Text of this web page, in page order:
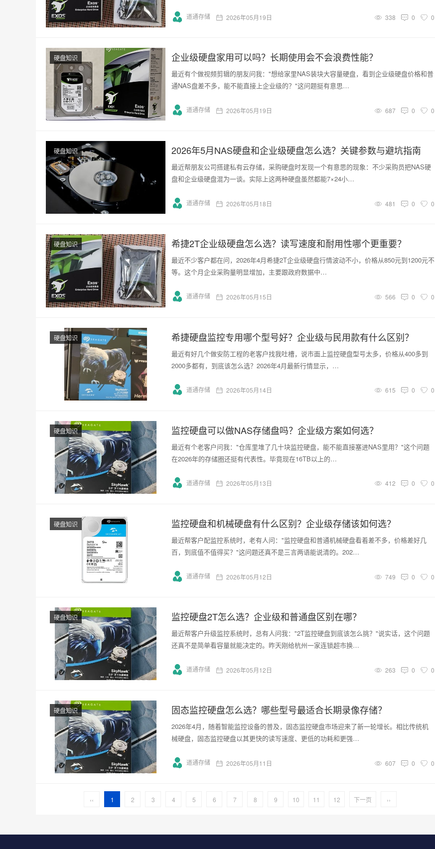
道通存储 2026年05月19日 338 0 0
硬盘知识 企业级硬盘家用可以吗？长期使用会不会浪费性能？
最近有个做视频剪辑的朋友问我："想给家里NAS装块大容量硬盘，看到企业级硬盘价格和普
通NAS盘差不多，能不能直接上企业级的？"这问题挺有意思…
道通存储 2026年05月19日 687 0 0
硬盘知识 2026年5月NAS硬盘和企业级硬盘怎么选？关键参数与避坑指南
最近帮朋友公司搭建私有云存储，采购硬盘时发现一个有意思的现象：不少采购员把NAS硬
盘和企业级硬盘混为一谈。实际上这两种硬盘虽然都能7×24小…
道通存储 2026年05月18日 481 0 0
硬盘知识 希捷2T企业级硬盘怎么选？读写速度和耐用性哪个更重要？
最近不少客户都在问，2026年4月希捷2T企业级硬盘行情波动不小，价格从850元到1200元不
等。这个月企业采购量明显增加，主要跟政府数据中…
道通存储 2026年05月15日 566 0 0
硬盘知识 希捷硬盘监控专用哪个型号好？企业级与民用款有什么区别？
最近有好几个做安防工程的老客户找我吐槽，说市面上监控硬盘型号太多，价格从400多到
2000多都有，到底该怎么选？2026年4月最新行情显示，…
道通存储 2026年05月14日 615 0 0
硬盘知识 监控硬盘可以做NAS存储盘吗？企业级方案如何选？
最近有个老客户问我："仓库里堆了几十块监控硬盘，能不能直接塞进NAS里用？"这个问题
在2026年的存储圈还挺有代表性。毕竟现在16TB以上的…
道通存储 2026年05月13日 412 0 0
硬盘知识 监控硬盘和机械硬盘有什么区别？企业级存储该如何选？
最近帮客户配监控系统时，老有人问："监控硬盘和普通机械硬盘看着差不多，价格差好几
百，到底值不值得买？"这问题还真不是三言两语能说清的。202…
道通存储 2026年05月12日 749 0 0
硬盘知识 监控硬盘2T怎么选？企业级和普通盘区别在哪？
最近帮客户升级监控系统时，总有人问我："2T监控硬盘到底该怎么挑？"说实话，这个问题
还真不是简单看容量就能决定的。昨天刚给杭州一家连锁超市换…
道通存储 2026年05月12日 263 0 0
硬盘知识 固态监控硬盘怎么选？哪些型号最适合长期录像存储？
2026年4月，随着智能监控设备的普及，固态监控硬盘市场迎来了新一轮增长。相比传统机
械硬盘，固态监控硬盘以其更快的读写速度、更低的功耗和更强…
道通存储 2026年05月11日 607 0 0
‹‹ 1 2 3 4 5 6 7 8 9 10 11 12 下一页 ››